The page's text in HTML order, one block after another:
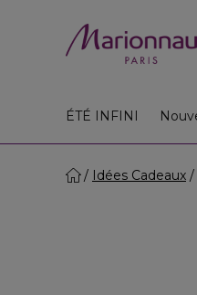
ÉTÉ INFINI
Idées Cadeaux